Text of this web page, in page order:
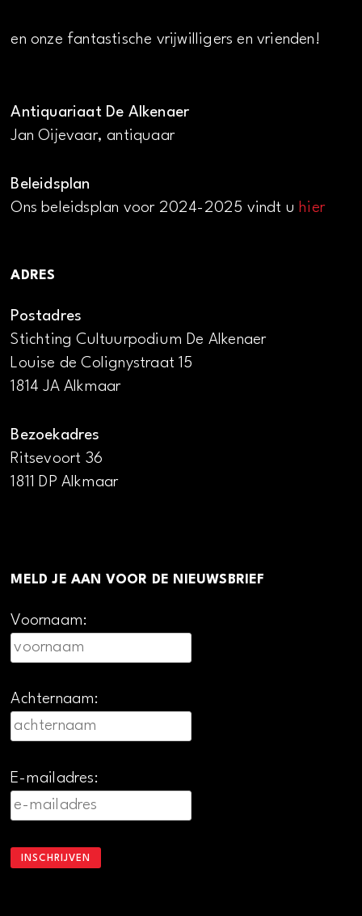
en onze fantastische vrijwilligers en vrienden!
Antiquariaat De Alkenaer
Jan Oijevaar, antiquaar
Beleidsplan
Ons beleidsplan voor 2024-2025 vindt uhier
ADRES
Postadres
Stichting Cultuurpodium De Alkenaer
Louise de Colignystraat 15
1814 JA Alkmaar
Bezoekadres
Ritsevoort 36
1811 DP Alkmaar
MELD JE AAN VOOR DE NIEUWSBRIEF
Voornaam:
Achternaam:
E-mailadres: